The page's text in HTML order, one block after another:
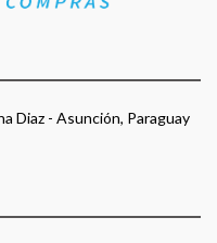
Diaz - Asunción, Paraguay